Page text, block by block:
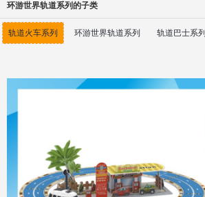
环游世界轨道系列的子类
轨道火车系列 环游世界轨道系列 轨道巴士系列